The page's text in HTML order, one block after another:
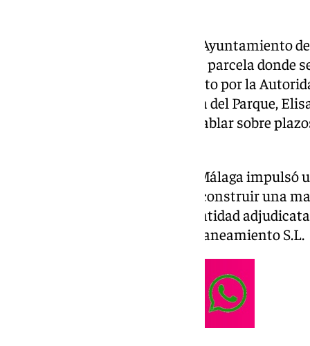
La Junta de Gobierno Local del Ayuntamiento
inicial al estudio de detalle de la parcela donde
Deportivo de San Andrés, previsto por la
equipo de gobierno en la Casona del Parque,
se ha querido comprometer a hablar sobre
Cabe recordar que el Puerto de Málaga
concesión de una parcela para construir una
Málaga San S.L. resultó como entidad
Estudio Seguí, Arquitectura y Planeamiento S.L.